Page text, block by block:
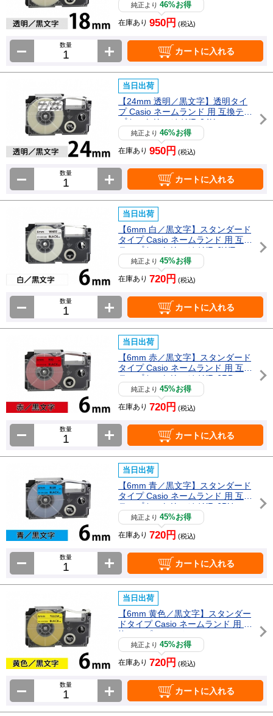
純正より46%お得
在庫あり 950円 (税込)
数量
カートに入れる
当日出荷
【24mm 透明／黒文字】透明タイ
プ Casio ネームランド 用 互換テー
プカートリッジ / XR-24X
純正より46%お得
在庫あり 950円 (税込)
数量
カートに入れる
当日出荷
【6mm 白／黒文字】スタンダード
タイプ Casio ネームランド 用 互換
テープカートリッジ / XR-6WE
純正より45%お得
在庫あり 720円 (税込)
数量
カートに入れる
当日出荷
【6mm 赤／黒文字】スタンダード
タイプ Casio ネームランド 用 互換
テープカートリッジ / XR-6RD
純正より45%お得
在庫あり 720円 (税込)
数量
カートに入れる
当日出荷
【6mm 青／黒文字】スタンダード
タイプ Casio ネームランド 用 互換
テープカートリッジ / XR-6BU
純正より45%お得
在庫あり 720円 (税込)
数量
カートに入れる
当日出荷
【6mm 黄色／黒文字】スタンダー
ドタイプ Casio ネームランド 用 互
換テープカートリッジ / XR-6YW
純正より45%お得
在庫あり 720円 (税込)
数量
カートに入れる